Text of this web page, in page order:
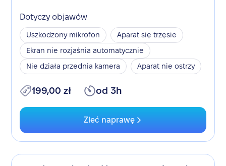
Dotyczy objawów
Uszkodzony mikrofon
Aparat się trzęsie
Ekran nie rozjaśnia automatycznie
Nie działa przednia kamera
Aparat nie ostrzy
199,00 zł od 3h
Zleć naprawę